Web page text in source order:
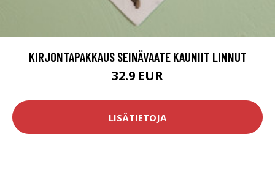
KIRJONTAPAKKAUS SEINÄVAATE KAUNIIT LINNUT
32.9 EUR
LISÄTIETOJA